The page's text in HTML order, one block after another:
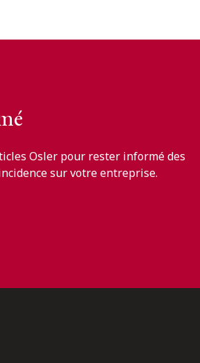
Osler pour rester informé des
sur votre entreprise.